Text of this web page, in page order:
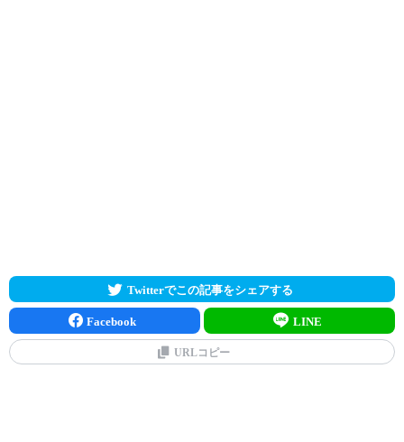
Twitterでこの記事をシェアする
Facebook LINE
URLコピー